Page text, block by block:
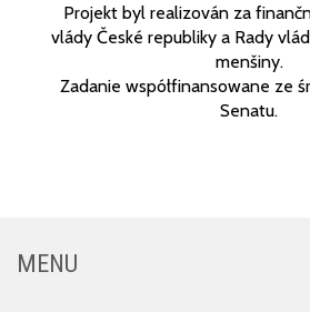
Projekt byl realizován za
vlády České republiky a Rady
menšiny.
Zadanie współfinansowane ze
Senatu.
MENU